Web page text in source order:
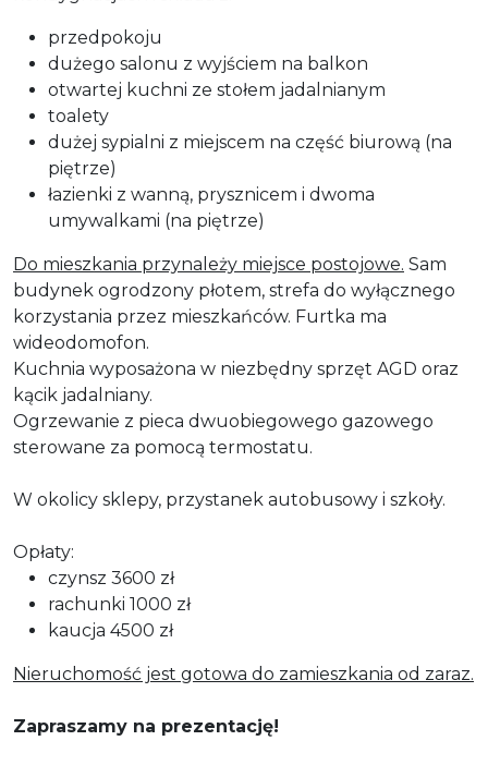
przedpokoju
dużego salonu z wyjściem na balkon
otwartej kuchni ze stołem jadalnianym
toalety
dużej sypialni z miejscem na część biurową (na
piętrze)
łazienki z wanną, prysznicem i dwoma
umywalkami (na piętrze)
Do mieszkania przynależy miejsce postojowe. Sam
budynek ogrodzony płotem, strefa do wyłącznego
korzystania przez mieszkańców. Furtka ma
wideodomofon.
Kuchnia wyposażona w niezbędny sprzęt AGD oraz
kącik jadalniany.
Ogrzewanie z pieca dwuobiegowego gazowego
sterowane za pomocą termostatu.
W okolicy sklepy, przystanek autobusowy i szkoły.
Opłaty:
czynsz 3600 zł
rachunki 1000 zł
kaucja 4500 zł
Nieruchomość jest gotowa do zamieszkania od zaraz.
Zapraszamy na prezentację!